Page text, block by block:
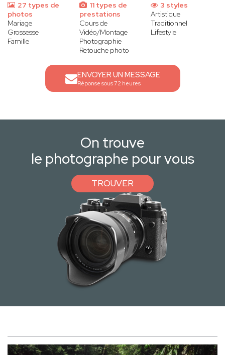
27 types de
photos
Mariage
Grossesse
Famille
11 types de
prestations
Cours de
Vidéo/Montage
Photographie
Retouche photo
3 styles
Artistique
Traditionnel
Lifestyle
ENVOYER UN MESSAGE
Réponse sous 72 heures
On trouve
le photographe pour vous
TROUVER